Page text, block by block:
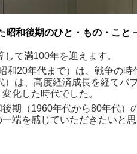
和後期のひと・もの・こと
して満100年を迎えます。
和20年代まで）は、戦争の時
）は、高度経済成長を経てバ
化した時代でした。
期（1960年代から80年代）
端を感じていただきたいと思